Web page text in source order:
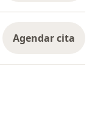
Agendar cita